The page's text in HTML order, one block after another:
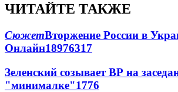
ЧИТАЙТЕ ТАКЖЕ
СюжетВторжение России в
Онлайн18976317
Зеленский созывает ВР на
"минималке"1776